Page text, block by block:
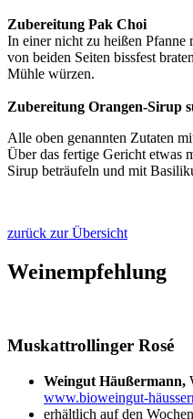
Zubereitung Pak Choi
In einer nicht zu heißen
von beiden Seiten bissfest
Mühle würzen.
Zubereitung Orangen-Sirup
Alle oben genannten Zutaten
Über das fertige Gericht etwas
Sirup beträufeln und mit
zurück zur Übersicht
Weinempfehlung
Muskattrollinger Rosé
Weingut Häußermann,
www.bioweingut-
erhältlich auf den